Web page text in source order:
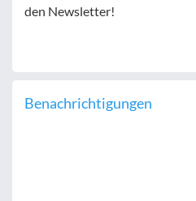
den Newsletter!
Benachrichtigungen